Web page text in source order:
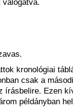
válogatva.
kronológiai
csak a
írásbelire. Ezen
példányban